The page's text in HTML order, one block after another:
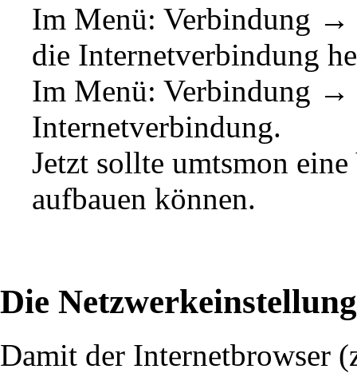
Im Menü: Verbindung →
die Internetverbindung
Im Menü: Verbindung →
Internetverbindung.
Jetzt sollte umtsmon
aufbauen können.
Die
Damit der Internetbrowser